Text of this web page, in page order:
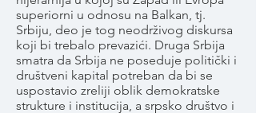
superiorni u odnosu na Balkan, tj.
Srbiju, deo je tog neodrživog diskursa
koji bi trebalo prevazići. Druga Srbija
smatra da Srbija ne poseduje politički i
društveni kapital potreban da bi se
uspostavio zreliji oblik demokratske
strukture i institucija, a srpsko društvo i